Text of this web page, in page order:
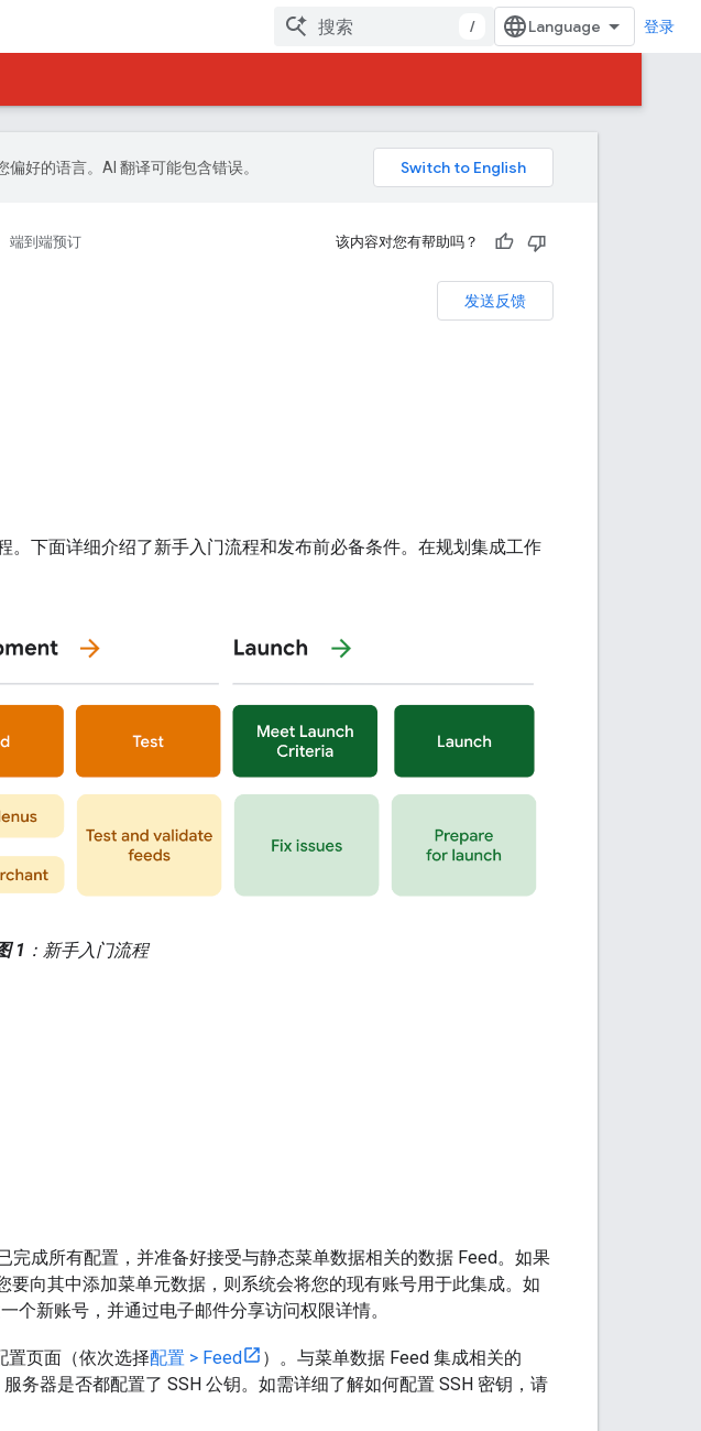
/ 登录
好的语言。AI 翻译可能包含错误。
端到端预订 该内容对您有帮助吗？
发送反馈
。下面详细介绍了新手入门流程和发布前必备条件。在规划集成工作
1 ：新手入门流程
完成所有配置，并准备好接受与静态菜单数据相关的数据 Feed。如果
要向其中添加菜单元数据，则系统会将您的现有账号用于此集成。如
个新账号，并通过电子邮件分享访问权限详情。
置页面（依次选择配置 > Feed
）。与菜单数据 Feed 集成相关的
务器是否都配置了 SSH 公钥。如需详细了解如何配置 SSH 密钥，请